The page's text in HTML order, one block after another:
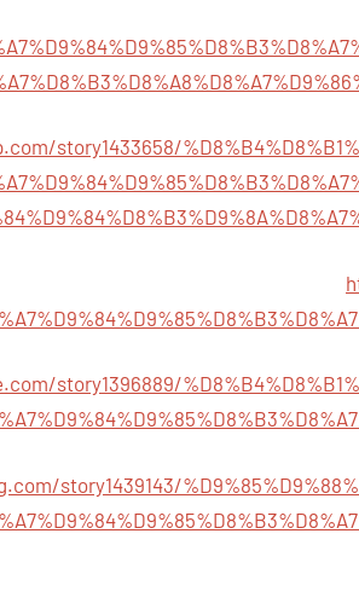
story1433658/
story1396889/
story1439143/